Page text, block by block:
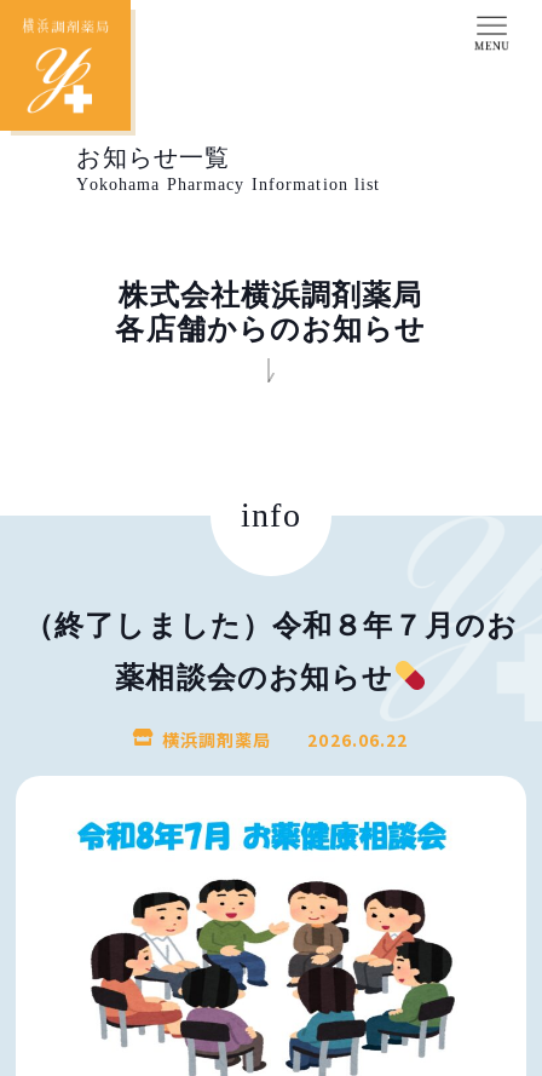
お知らせ一覧
Yokohama Pharmacy Information list
株式会社横浜調剤薬局
各店舗からのお知らせ
info
（終了しました）令和８年７月のお
薬相談会のお知らせ
横浜調剤薬局 2026.06.22